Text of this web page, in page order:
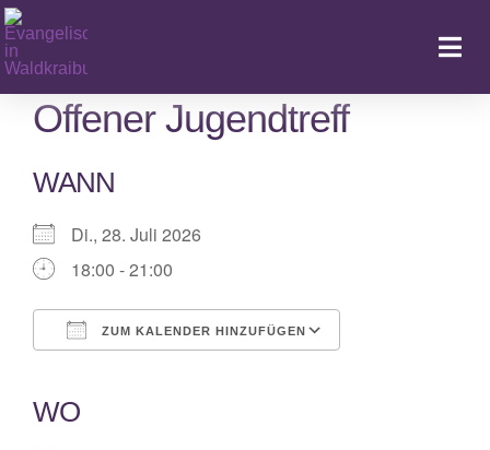
Zum
Inhalt
springen
Offener Jugendtreff
WANN
Di., 28. Juli 2026
18:00 - 21:00
ZUM KALENDER HINZUFÜGEN
WO